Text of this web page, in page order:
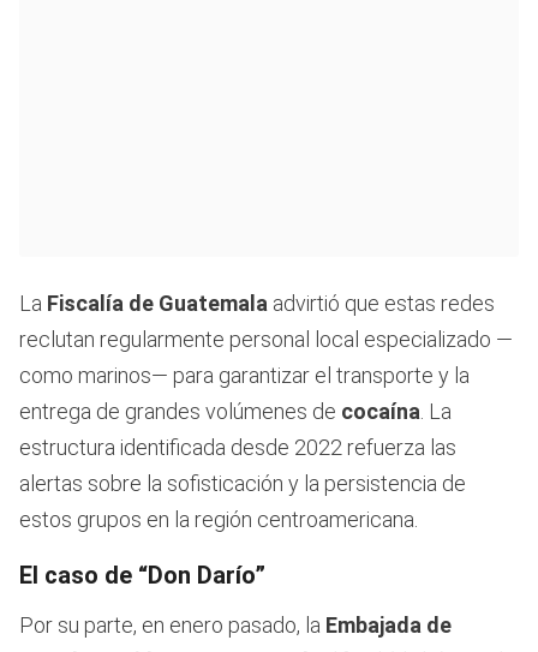
La Fiscalía de Guatemala advirtió que estas redes
reclutan regularmente personal local especializado —
como marinos— para garantizar el transporte y la
entrega de grandes volúmenes de cocaína . La
estructura identificada desde 2022 refuerza las
alertas sobre la sofisticación y la persistencia de
estos grupos en la región centroamericana.
El caso de “Don Darío”
Por su parte, en enero pasado, la Embajada de